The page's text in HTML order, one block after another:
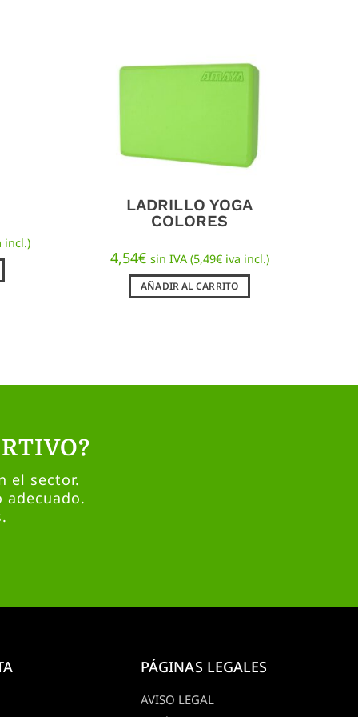
incl.)
LADRILLO YOGA
COLORES
4,54€ sin IVA (5,49€iva incl.)
AÑADIR AL CARRITO
el sector.
PÁGINAS LEGALES
AVISO LEGAL